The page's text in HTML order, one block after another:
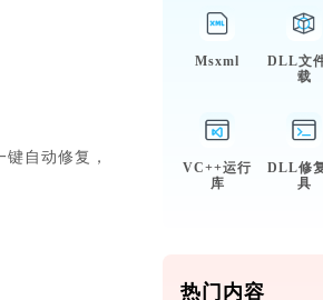
自动修复，
Msxml
DLL文
载
VC++运行
库
DLL修
具
热门内容